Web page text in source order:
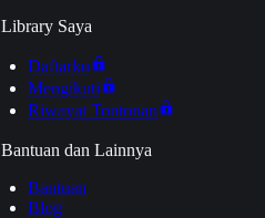
Library Saya
Daftarku
Mengikuti
Riwayat Tontonan
Bantuan dan Lainnya
Bantuan
Blog